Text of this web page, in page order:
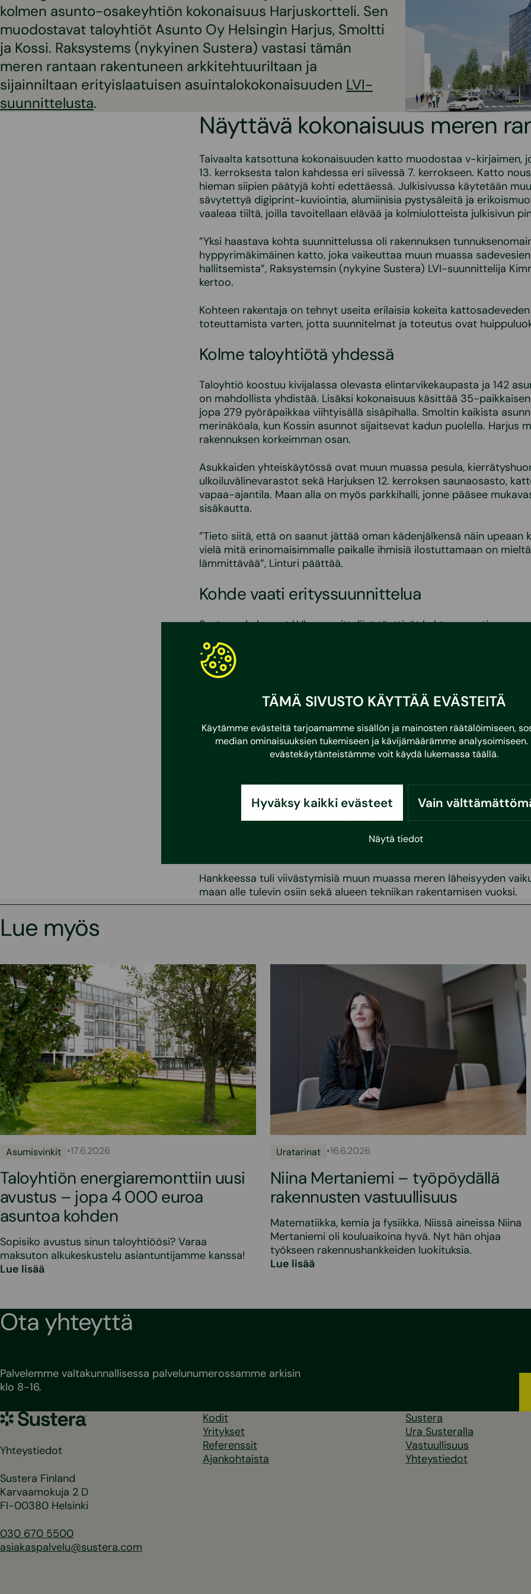
TÄMÄ SIVUSTO KÄYTTÄÄ EVÄSTEITÄ
Käytämme evästeitä tarjoamamme sisällön ja mainosten räätälöimiseen,
median ominaisuuksien tukemiseen ja kävijämäärämme analysoimiseen.
evästekäytänteistämme voit käydä lukemassa täällä.
Hyväksy kaikki evästeet Vain
Näytä tiedot
kolmen asunto-osakeyhtiön kokonaisuus Harjuskortteli. Sen
muodostavat taloyhtiöt Asunto Oy Helsingin Harjus, Smoltti
ja Kossi. Raksystems (nykyinen Sustera) vastasi tämän
meren rantaan rakentuneen arkkitehtuuriltaan ja
sijainniltaan erityislaatuisen asuintalokokonaisuuden LVI-
suunnittelusta.
Näyttävä kokonaisuus meren
Taivaalta katsottuna kokonaisuuden katto muodostaa v-kirjaimen,
13. kerroksesta talon kahdessa eri siivessä 7. kerrokseen. Katto
hieman siipien päätyjä kohti edettäessä. Julkisivussa käytetään
sävytettyä digiprint-kuviointia, alumiinisia pystysäleitä ja
vaaleaa tiiltä, joilla tavoitellaan elävää ja kolmiulotteista julkisivun
”Yksi haastava kohta suunnittelussa oli rakennuksen
hyppyrimäkimäinen katto, joka vaikeuttaa muun muassa sadevesien
hallitsemista”, Raksystemsin (nykyine Sustera) LVI-suunnittelija
kertoo.
Kohteen rakentaja on tehnyt useita erilaisia kokeita
toteuttamista varten, jotta suunnitelmat ja toteutus ovat
Kolme taloyhtiötä yhdessä
Taloyhtiö koostuu kivijalassa olevasta elintarvikekaupasta ja 142
on mahdollista yhdistää. Lisäksi kokonaisuus käsittää 35-
jopa 279 pyöräpaikkaa viihtyisällä sisäpihalla. Smoltin kaikista
merinäköala, kun Kossin asunnot sijaitsevat kadun puolella. Harjus
rakennuksen korkeimman osan.
Asukkaiden yhteiskäytössä ovat muun muassa pesula,
ulkoiluvälinevarastot sekä Harjuksen 12. kerroksen saunaosasto,
vapaa-ajantila. Maan alla on myös parkkihalli, jonne pääsee
sisäkautta.
”Tieto siitä, että on saanut jättää oman kädenjälkensä näin upeaan
vielä mitä erinomaisimmalle paikalle ihmisiä ilostuttamaan on mieltä
lämmittävää”, Linturi päättää.
Kohde vaati erityssuunnittelua
Susteran kokeneet LVI-suunnittelijat täyttivät kohteen vaatiman
jokaisen aselajin suunnittelijalle.
”Arkkitehti suunnitteli katon siluetin kauniiksi eikä vesikatolle saanut
esimerkiksi perinteisiä LVI-piippuja. Sanoisin, että kohde oli
haasteellisesti suunniteltu LVI-suunnittelun osalta”, Linturi jatkaa.
Viiden vuoden suunnittelutyö kantaa
YIT:n rakentamana.
Susteran tehtäviin kuului lämpö-, kaukokylmä-, vesi-, ja
suunnittelu sekä työmaavaiheen suunnitelmien varmistaminen.
erityistilanteen takia työn etenemisen tarkastamista tehtiin myös
Hankkeessa tuli viivästymisiä muun muassa meren läheisyyden
maan alle tulevin osiin sekä alueen tekniikan rakentamisen vuoksi.
Lue myös
Asumisvinkit •17.6.2026
Taloyhtiön energiaremonttiin uusi
avustus – jopa 4 000 euroa
asuntoa kohden
Sopisiko avustus sinun taloyhtiöösi? Varaa
maksuton alkukeskustelu asiantuntijamme kanssa!
Lue lisää
Uratarinat •16.6.2026
Niina Mertaniemi – työpöydällä
rakennusten vastuullisuus
Matematiikka, kemia ja fysiikka. Niissä aineissa Niina
Mertaniemi oli kouluaikoina hyvä. Nyt hän ohjaa
työkseen rakennushankkeiden luokituksia.
Lue lisää
Ota yhteyttä
Palvelemme valtakunnallisessa palvelunumerossamme arkisin
klo 8-16.
Sustera
Yhteystiedot
Sustera Finland
Karvaamokuja 2 D
FI-00380 Helsinki
030 670 5500
asiakaspalvelu@sustera.com
Kodit
Yritykset
Referenssit
Ajankohtaista
Sustera
Ura Susteralla
Vastuullisuus
Yhteystiedot